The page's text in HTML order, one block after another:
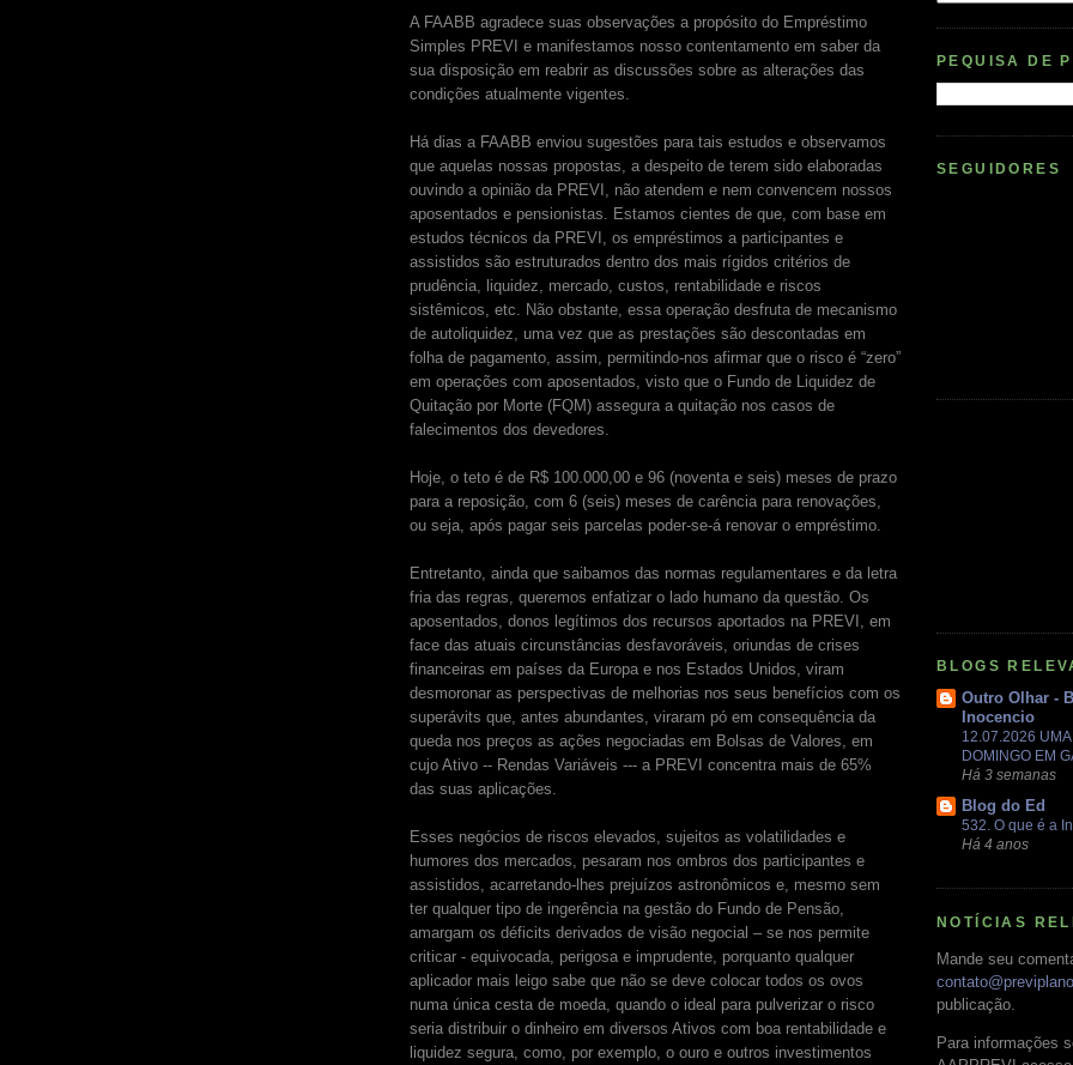
A FAABB agradece suas observações a propósito do Empréstimo
Simples PREVI e manifestamos nosso contentamento em saber da
sua disposição em reabrir as discussões sobre as alterações das
condições atualmente vigentes.
Há dias a FAABB enviou sugestões para tais estudos e observamos
que aquelas nossas propostas, a despeito de terem sido elaboradas
ouvindo a opinião da PREVI, não atendem e nem convencem nossos
aposentados e pensionistas. Estamos cientes de que, com base em
estudos técnicos da PREVI, os empréstimos a participantes e
assistidos são estruturados dentro dos mais rígidos critérios de
prudência, liquidez, mercado, custos, rentabilidade e riscos
sistêmicos, etc. Não obstante, essa operação desfruta de mecanismo
de autoliquidez, uma vez que as prestações são descontadas em
folha de pagamento, assim, permitindo-nos afirmar que o risco é “zero”
em operações com aposentados, visto que o Fundo de Liquidez de
Quitação por Morte (FQM) assegura a quitação nos casos de
falecimentos dos devedores.
Hoje, o teto é de R$ 100.000,00 e 96 (noventa e seis) meses de prazo
para a reposição, com 6 (seis) meses de carência para renovações,
ou seja, após pagar seis parcelas poder-se-á renovar o empréstimo.
Entretanto, ainda que saibamos das normas regulamentares e da letra
fria das regras, queremos enfatizar o lado humano da questão. Os
aposentados, donos legítimos dos recursos aportados na PREVI, em
face das atuais circunstâncias desfavoráveis, oriundas de crises
financeiras em países da Europa e nos Estados Unidos, viram
desmoronar as perspectivas de melhorias nos seus benefícios com os
superávits que, antes abundantes, viraram pó em consequência da
queda nos preços as ações negociadas em Bolsas de Valores, em
cujo Ativo -- Rendas Variáveis --- a PREVI concentra mais de 65%
das suas aplicações.
Esses negócios de riscos elevados, sujeitos as volatilidades e
humores dos mercados, pesaram nos ombros dos participantes e
assistidos, acarretando-lhes prejuízos astronômicos e, mesmo sem
ter qualquer tipo de ingerência na gestão do Fundo de Pensão,
amargam os déficits derivados de visão negocial – se nos permite
criticar - equivocada, perigosa e imprudente, porquanto qualquer
aplicador mais leigo sabe que não se deve colocar todos os ovos
numa única cesta de moeda, quando o ideal para pulverizar o risco
seria distribuir o dinheiro em diversos Ativos com boa rentabilidade e
liquidez segura, como, por exemplo, o ouro e outros investimentos
PEQUISA DE
SEGUIDORES
BLOGS
Outro Olhar -
Inocencio
12.07.2026
DOMINGO EM
Há 3 semanas
Blog do Ed
532. O que é a
Há 4 anos
NOTÍCIAS
Mande seu
publicação.
Para informações